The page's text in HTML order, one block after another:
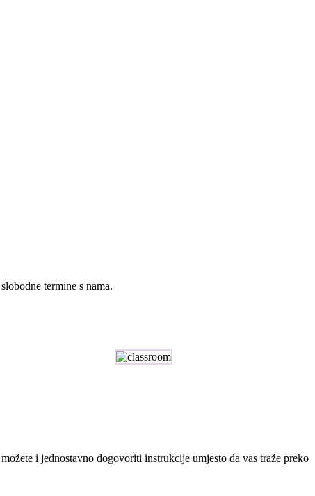
termine s nama.
i jednostavno dogovoriti instrukcije umjesto da vas traže preko